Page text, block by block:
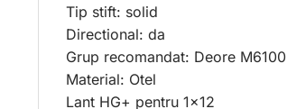
Tip stift: solid
Directional: da
Grup recomandat: Deore M6100
Material: Otel
Lant HG+ pentru 1×12